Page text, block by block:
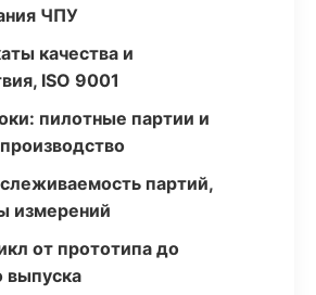
ЧПУ
качества и
ISO 9001
пилотные партии и
партий,
измерений
от прототипа до
выпуска